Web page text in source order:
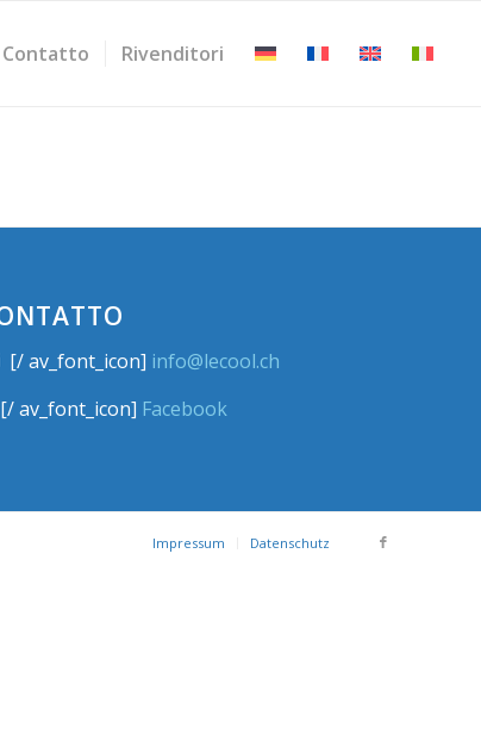
Contatto Rivenditori
[/ av_font_icon] info@lecool.ch
[/ av_font_icon] Facebook
Impressum Datenschutz